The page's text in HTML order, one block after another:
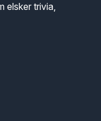
elsker trivia,